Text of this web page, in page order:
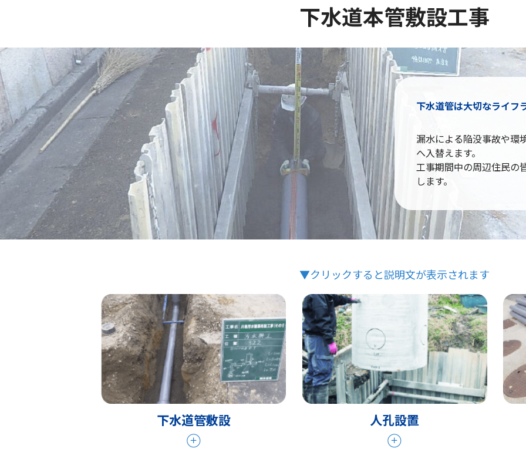
下水道本管敷設工事
下水道管は大切なライフ
漏水による陥没事故や環
へ入替えます。
工事期間中の周辺住民の
します。
▼クリックすると説明文が表示されます
下水道管敷設 人孔設置